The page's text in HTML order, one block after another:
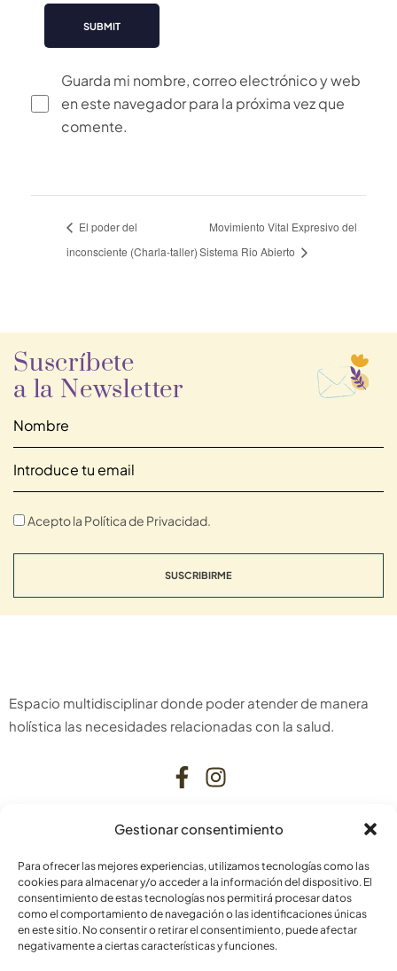
Gestionar consentimiento
Para ofrecer las mejores experiencias, utilizamos tecnologías como las
cookies para almacenar y/o acceder a la información del dispositivo. El
consentimiento de estas tecnologías nos permitirá procesar datos
como el comportamiento de navegación o las identificaciones únicas
en este sitio. No consentir o retirar el consentimiento, puede afectar
negativamente a ciertas características y funciones.
Guarda mi nombre, correo electrónico y web
en este navegador para la próxima vez que
comente.
El poder del
inconsciente (Charla-taller)
Movimiento Vital Expresivo del
Sistema Rio Abierto
Suscríbete
a la Newsletter
Acepto la Política de Privacidad.
SUSCRIBIRME
Espacio multidisciplinar donde poder atender de manera
holística las necesidades relacionadas con la salud.
C. Bardenas Reales, 11, bajo
31006 Pamplona
Navarra